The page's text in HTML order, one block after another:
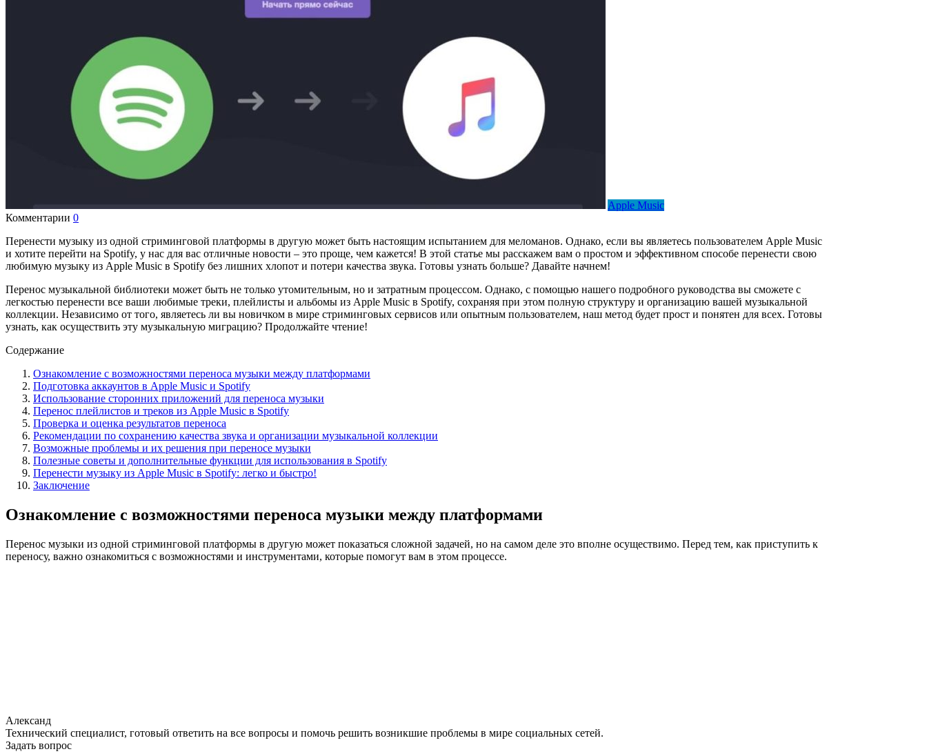
Apple Music
Комментарии 0
Перенести музыку из одной стриминговой платформы в другую может быть настоящим испытанием для меломанов. Однако, если вы являетесь пользователем Apple Music
и хотите перейти на Spotify, у нас для вас отличные новости – это проще, чем кажется! В этой статье мы расскажем вам о простом и эффективном способе перенести свою
любимую музыку из Apple Music в Spotify без лишних хлопот и потери качества звука. Готовы узнать больше? Давайте начнем!
Перенос музыкальной библиотеки может быть не только утомительным, но и затратным процессом. Однако, с помощью нашего подробного руководства вы сможете с
легкостью перенести все ваши любимые треки, плейлисты и альбомы из Apple Music в Spotify, сохраняя при этом полную структуру и организацию вашей музыкальной
коллекции. Независимо от того, являетесь ли вы новичком в мире стриминговых сервисов или опытным пользователем, наш метод будет прост и понятен для всех. Готовы
узнать, как осуществить эту музыкальную миграцию? Продолжайте чтение!
Содержание
Ознакомление с возможностями переноса музыки между платформами
Подготовка аккаунтов в Apple Music и Spotify
Использование сторонних приложений для переноса музыки
Перенос плейлистов и треков из Apple Music в Spotify
Проверка и оценка результатов переноса
Рекомендации по сохранению качества звука и организации музыкальной коллекции
Возможные проблемы и их решения при переносе музыки
Полезные советы и дополнительные функции для использования в Spotify
Перенести музыку из Apple Music в Spotify: легко и быстро!
Заключение
Ознакомление с возможностями переноса музыки между платформами
Перенос музыки из одной стриминговой платформы в другую может показаться сложной задачей, но на самом деле это вполне осуществимо. Перед тем, как приступить к
переносу, важно ознакомиться с возможностями и инструментами, которые помогут вам в этом процессе.
Александ
Технический специалист, готовый ответить на все вопросы и помочь решить возникшие проблемы в мире социальных сетей.
Задать вопрос